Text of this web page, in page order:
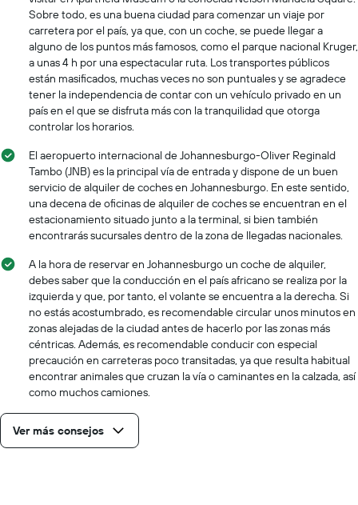
Sobre todo, es una buena ciudad para comenzar un viaje por
carretera por el país, ya que, con un coche, se puede llegar a
alguno de los puntos más famosos, como el parque nacional Kruger,
a unas 4 h por una espectacular ruta. Los transportes públicos
están masificados, muchas veces no son puntuales y se agradece
tener la independencia de contar con un vehículo privado en un
país en el que se disfruta más con la tranquilidad que otorga
controlar los horarios.
El aeropuerto internacional de Johannesburgo-Oliver Reginald
Tambo (JNB) es la principal vía de entrada y dispone de un buen
servicio de alquiler de coches en Johannesburgo. En este sentido,
una decena de oficinas de alquiler de coches se encuentran en el
estacionamiento situado junto a la terminal, si bien también
encontrarás sucursales dentro de la zona de llegadas nacionales.
A la hora de reservar en Johannesburgo un coche de alquiler,
debes saber que la conducción en el país africano se realiza por la
izquierda y que, por tanto, el volante se encuentra a la derecha. Si
no estás acostumbrado, es recomendable circular unos minutos en
zonas alejadas de la ciudad antes de hacerlo por las zonas más
céntricas. Además, es recomendable conducir con especial
precaución en carreteras poco transitadas, ya que resulta habitual
encontrar animales que cruzan la vía o caminantes en la calzada, así
como muchos camiones.
Ver más consejos